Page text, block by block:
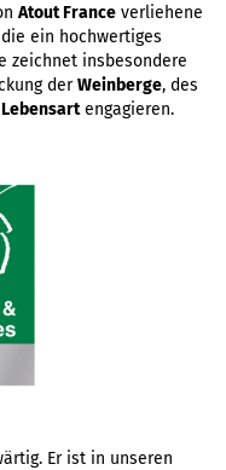
Atout France verliehene
ein hochwertiges
zeichnet insbesondere
derWeinberge, des
engagieren.
Er ist in unseren